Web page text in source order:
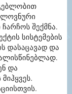
შექმნა.
სისტემების
დასაცავად და
და